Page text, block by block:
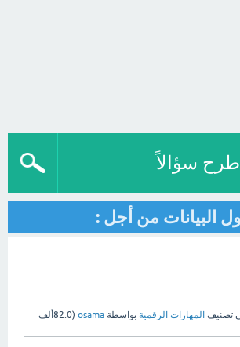
اطرح سؤالاً
البيانات من أجل :
تصنيف المهارات الرقمية بواسطة osama
(82.0ألف